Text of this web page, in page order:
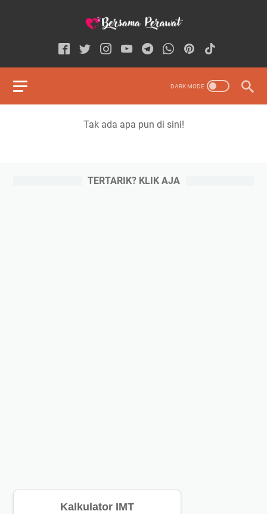
Tak ada apa pun di sini!
TERTARIK? KLIK AJA
Kalkulator IMT